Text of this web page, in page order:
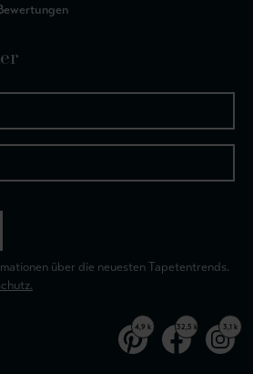
über die neuesten Tapetentrends.
4,9 k 32,5 k 3,1 k